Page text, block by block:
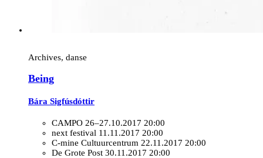
Archives, danse
Being
Bára Sigfúsdóttir
CAMPO 26–27.10.2017 20:00
next festival 11.11.2017 20:00
C-mine Cultuurcentrum 22.11.2017 20:00
De Grote Post 30.11.2017 20:00